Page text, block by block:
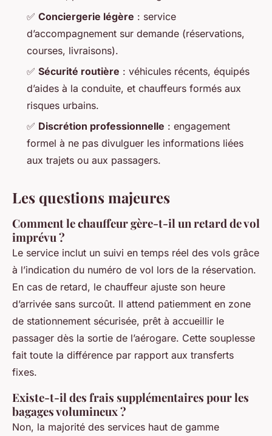
✅ Conciergerie légère : service
d’accompagnement sur demande (réservations,
courses, livraisons).
✅ Sécurité routière : véhicules récents, équipés
d’aides à la conduite, et chauffeurs formés aux
risques urbains.
✅ Discrétion professionnelle : engagement
formel à ne pas divulguer les informations liées
aux trajets ou aux passagers.
Les questions majeures
Comment le chauffeur gère-t-il un retard de vol
imprévu ?
Le service inclut un suivi en temps réel des vols grâce
à l’indication du numéro de vol lors de la réservation.
En cas de retard, le chauffeur ajuste son heure
d’arrivée sans surcoût. Il attend patiemment en zone
de stationnement sécurisée, prêt à accueillir le
passager dès la sortie de l’aérogare. Cette souplesse
fait toute la différence par rapport aux transferts
fixes.
Existe-t-il des frais supplémentaires pour les
bagages volumineux ?
Non, la majorité des services haut de gamme